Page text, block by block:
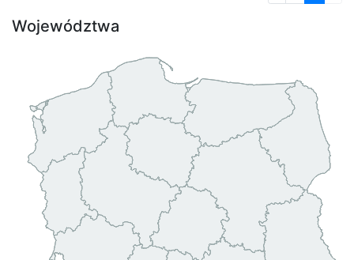
Województwa